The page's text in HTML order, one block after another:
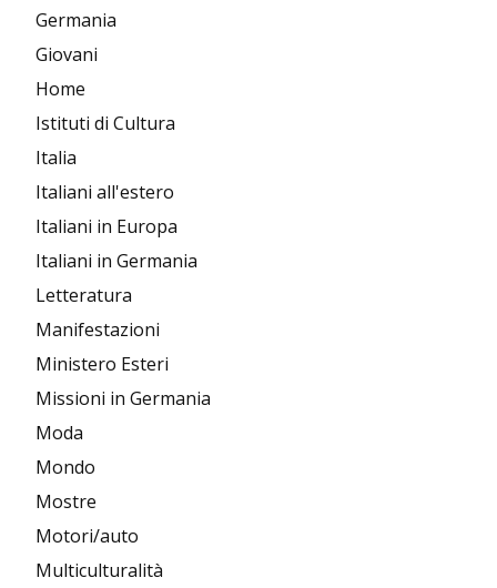
Germania
Giovani
Home
Istituti di Cultura
Italia
Italiani all'estero
Italiani in Europa
Italiani in Germania
Letteratura
Manifestazioni
Ministero Esteri
Missioni in Germania
Moda
Mondo
Mostre
Motori/auto
Multiculturalità